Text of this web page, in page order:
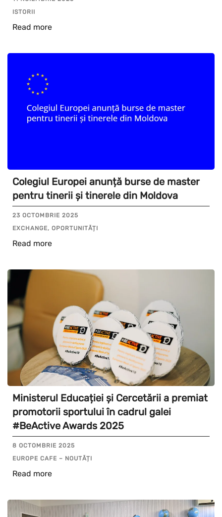
ISTORII
Read more
Colegiul Europei anunță burse de master
pentru tinerii și tinerele din Moldova
23 OCTOMBRIE 2025
EXCHANGE, OPORTUNITĂȚI
Read more
Ministerul Educației și Cercetării a premiat
promotorii sportului în cadrul galei
#BeActive Awards 2025
8 OCTOMBRIE 2025
EUROPE CAFE – NOUTĂȚI
Read more